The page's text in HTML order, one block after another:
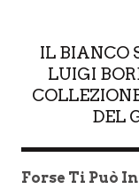
IL BIANCO
LUIGI
DEL
Forse Ti Può